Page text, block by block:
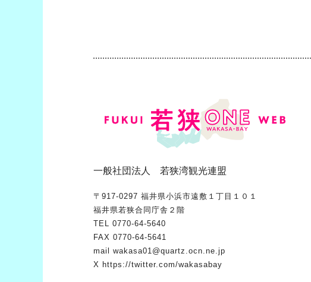
一般社団法人 若狭湾観光連盟
〒917-0297 福井県小浜市遠敷１丁目１０１
福井県若狭合同庁舎２階
TEL 0770-64-5640
FAX 0770-64-5641
mail wakasa01@quartz.ocn.ne.jp
X https://twitter.com/wakasabay